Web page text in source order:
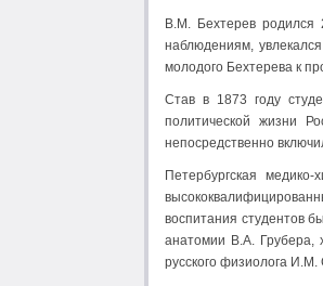
В.М. Бехтерев родился
наблюдениям,
молодого Бехтерева к
Став в 1873 году
политической жизни
непосредственно
Петербургская
воспитания студентов
анатомии В.А. Грубера,
русского физиолога И.М.